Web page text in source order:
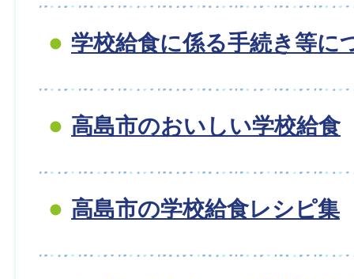
学校給食に係る手続き等に
高島市のおいしい学校給食
高島市の学校給食レシピ集